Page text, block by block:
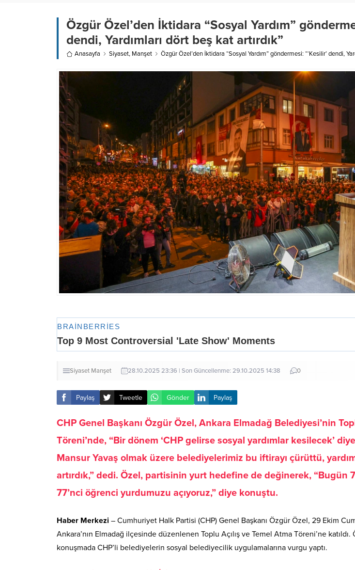
Özgür Özel’den İktidara “Sosyal Yardım”
dendi, Yardımları dört beş kat artırdık”
Anasayfa Siyaset, Manşet Özgür Özel’den İktidara “Sosyal Yardım” göndermesi: “‘Kesilir’ dendi,
Siyaset Manşet 28.10.2025 23:36 | Son Güncellenme: 29.10.2025 14:38 0
Paylaş Tweetle Gönder Paylaş
CHP Genel Başkanı Özgür Özel, Ankara Elmadağ Belediyesi’nin
Töreni’nde, “Bir dönem ‘CHP gelirse sosyal yardımlar kesilecek’
Mansur Yavaş olmak üzere belediyelerimiz bu iftirayı çürüttü,
artırdık,” dedi. Özel, partisinin yurt hedefine de değinerek, “Bugün
77’nci öğrenci yurdumuzu açıyoruz,” diye konuştu.
Haber Merkezi – Cumhuriyet Halk Partisi (CHP) Genel Başkanı Özgür Özel, 29 Ekim
Ankara’nın Elmadağ ilçesinde düzenlenen Toplu Açılış ve Temel Atma Töreni’ne katıldı.
konuşmada CHP’li belediyelerin sosyal belediyecilik uygulamalarına vurgu yaptı.